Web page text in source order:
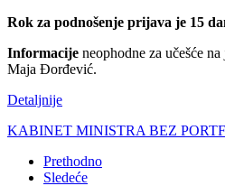
Rok za podnošenje prijava je 15
Informacije neophodne za učešće
Maja Đorđević.
Detaljnije
KABINET MINISTRA BEZ
Prethodno
Sledeće